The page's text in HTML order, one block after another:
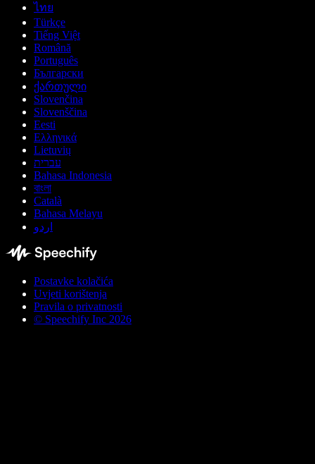
ไทย
Türkçe
Tiếng Việt
Română
Português
Български
ქართული
Slovenčina
Slovenščina
Eesti
Ελληνικά
Lietuvių
עברית
Bahasa Indonesia
বাংলা
Català
Bahasa Melayu
اردو
Postavke kolačića
Uvjeti korištenja
Pravila o privatnosti
© Speechify Inc 2026